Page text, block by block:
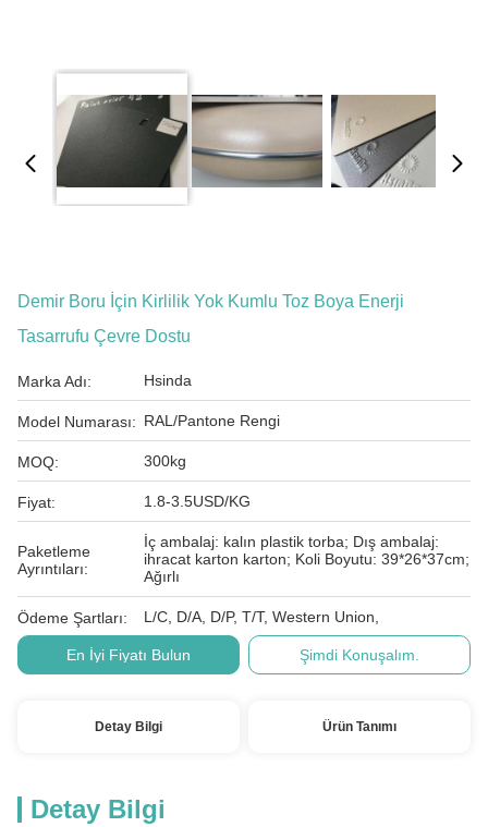
Demir Boru İçin Kirlilik Yok Kumlu Toz Boya Enerji
Tasarrufu Çevre Dostu
Marka Adı: Hsinda
Model Numarası: RAL/Pantone Rengi
MOQ: 300kg
Fiyat: 1.8-3.5USD/KG
Paketleme
Ayrıntıları:
İç ambalaj: kalın plastik torba; Dış ambalaj:
ihracat karton karton; Koli Boyutu: 39*26*37cm;
Ağırlı
Ödeme Şartları: L/C, D/A, D/P, T/T, Western Union,
En İyi Fiyatı Bulun Şimdi Konuşalım.
Detay Bilgi Ürün Tanımı
Detay Bilgi